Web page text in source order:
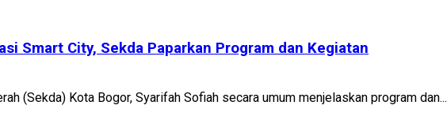
Smart City, Sekda Paparkan Program dan Kegiatan
(Sekda) Kota Bogor, Syarifah Sofiah secara umum menjelaskan program dan...